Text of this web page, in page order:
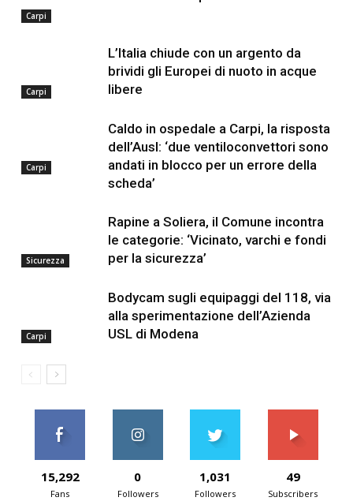
Carpi
Carpi
L’Italia chiude con un argento da
brividi gli Europei di nuoto in acque
libere
Carpi
Caldo in ospedale a Carpi, la risposta
dell’Ausl: ‘due ventiloconvettori sono
andati in blocco per un errore della
scheda’
Sicurezza
Rapine a Soliera, il Comune incontra
le categorie: ‘Vicinato, varchi e fondi
per la sicurezza’
Carpi
Bodycam sugli equipaggi del 118, via
alla sperimentazione dell’Azienda
USL di Modena
15,292
Fans
0
Followers
1,031
Followers
49
Subscribers